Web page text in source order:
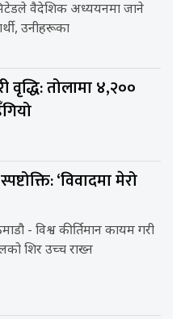
वैदेशिक अध्ययनमा जाने
उनीहरूका
वृद्धि: तोलामा ४,२००
‘विवादमा मेरो
- विश्व कीर्तिमान कायम गरी
शिर उच्च राख्न